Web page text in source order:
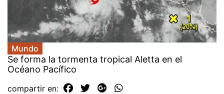
Mundo
Se forma la tormenta tropical Aletta en el
Océano Pacífico
compartir en: